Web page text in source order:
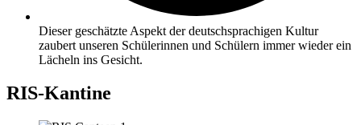
Dieser geschätzte Aspekt der deutschsprachigen Kultur
zaubert unseren Schülerinnen und Schülern immer wieder ein
Lächeln ins Gesicht.
RIS-Kantine